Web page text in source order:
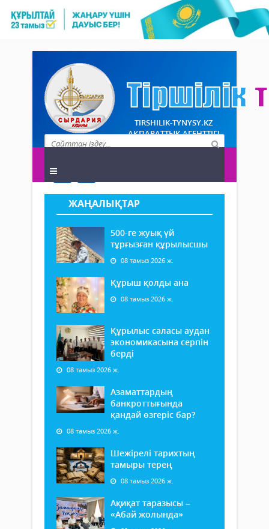
TIRSHILIK-TYNYSY.KZ
АҚПАРАТТЫҚ АГЕНТТІГІ
ЖАҢАЛЫҚТАР
500-ге жуық үй
тұрғызған құрылысшы
08 тамыз 2026 ж.
Құрыш қолды ана
08 тамыз 2026 ж.
Құрылыс саласы аудан
экономикасына серпін
берді
08 тамыз 2026 ж.
Азаматтардың
банкроттығында
қандай өзгеріс бар?
08 тамыз 2026 ж.
Шежірелі тарихтың
тамыры терең
08 тамыз 2026 ж.
Ақиқат таразысы –
«Абай жолында»